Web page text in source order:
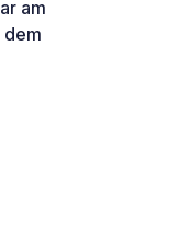
am
dem